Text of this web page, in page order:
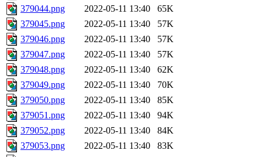
379044.png
2022-05-11 13:40
65K
379045.png
2022-05-11 13:40
57K
379046.png
2022-05-11 13:40
57K
379047.png
2022-05-11 13:40
57K
379048.png
2022-05-11 13:40
62K
379049.png
2022-05-11 13:40
70K
379050.png
2022-05-11 13:40
85K
379051.png
2022-05-11 13:40
94K
379052.png
2022-05-11 13:40
84K
379053.png
2022-05-11 13:40
83K